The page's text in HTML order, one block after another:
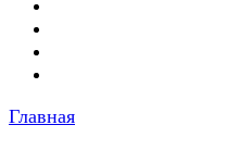
Главная